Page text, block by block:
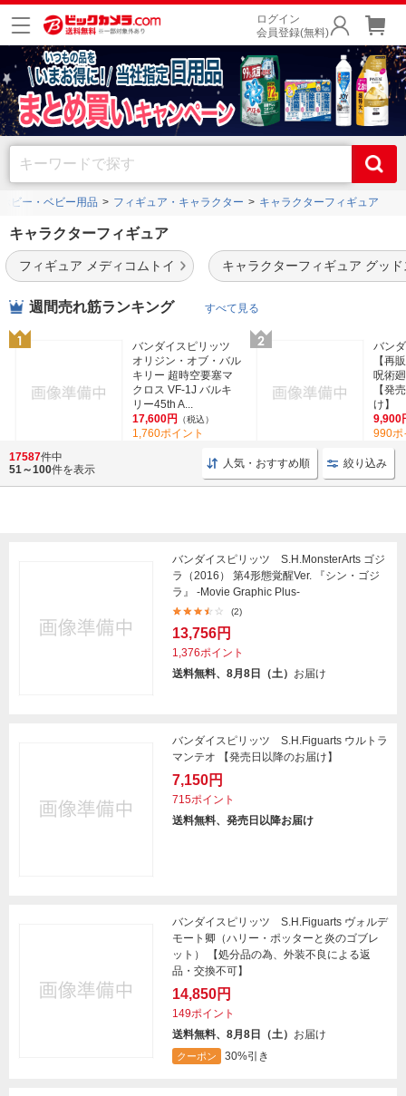
ログイン
会員登録(無料)
ビー・ベビー用品 フィギュア・キャラクター キャラクターフィギュア
キャラクターフィギュア
フィギュア メディコムトイ キャラクターフィギュア グッ
週間売れ筋ランキング すべて見る
バンダイスピリッツ
オリジン・オブ・バル
キリー 超時空要塞マ
クロス VF-1J バルキ
リー45th A...
17,600円
（税込）
1,760ポイント
バン
【再
呪術
【発
け】
9,900
990ポ
17587件中
51～100件を表示 人気・おすすめ順 絞り込み
バンダイスピリッツ S.H.MonsterArts ゴジ
ラ（2016） 第4形態覚醒Ver. 『シン・ゴジ
ラ』 -Movie Graphic Plus-
(2)
13,756円
1,376ポイント
送料無料、8月8日（土） お届け
バンダイスピリッツ S.H.Figuarts ウルトラ
マンテオ 【発売日以降のお届け】
7,150円
715ポイント
送料無料、発売日以降お届け
バンダイスピリッツ S.H.Figuarts ヴォルデ
モート卿（ハリー・ポッターと炎のゴブレ
ット） 【処分品の為、外装不良による返
品・交換不可】
14,850円
149ポイント
送料無料、8月8日（土） お届け
クーポン 30%引き